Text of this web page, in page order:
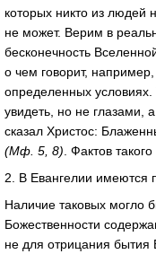
которых никто из людей
не может. Верим в
бесконечность
о чем говорит,
определенных
увидеть, но не глазами,
сказал Христос:
(Мф. 5, 8). Фактов
2. В Евангелии имеются
Наличие таковых могло
Божественности
не для отрицания бытия